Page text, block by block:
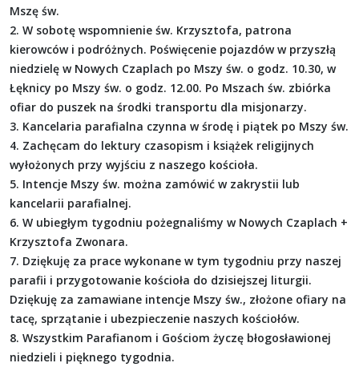
Mszę św.
2. W sobotę wspomnienie św. Krzysztofa, patrona
kierowców i podróżnych. Poświęcenie pojazdów w przyszłą
niedzielę w Nowych Czaplach po Mszy św. o godz. 10.30, w
Łęknicy po Mszy św. o godz. 12.00. Po Mszach św. zbiórka
ofiar do puszek na środki transportu dla misjonarzy.
3. Kancelaria parafialna czynna w środę i piątek po Mszy św.
4. Zachęcam do lektury czasopism i książek religijnych
wyłożonych przy wyjściu z naszego kościoła.
5. Intencje Mszy św. można zamówić w zakrystii lub
kancelarii parafialnej.
6. W ubiegłym tygodniu pożegnaliśmy w Nowych Czaplach +
Krzysztofa Zwonara.
7. Dziękuję za prace wykonane w tym tygodniu przy naszej
parafii i przygotowanie kościoła do dzisiejszej liturgii.
Dziękuję za zamawiane intencje Mszy św., złożone ofiary na
tacę, sprzątanie i ubezpieczenie naszych kościołów.
8. Wszystkim Parafianom i Gościom życzę błogosławionej
niedzieli i pięknego tygodnia.